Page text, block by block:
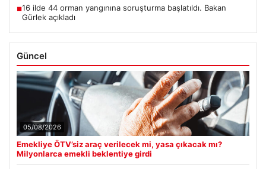
■16 ilde 44 orman yangınına soruşturma başlatıldı. Bakan
Gürlek açıkladı
Güncel
05/08/2026
Emekliye ÖTV’siz araç verilecek mi, yasa çıkacak mı?
Milyonlarca emekli beklentiye girdi